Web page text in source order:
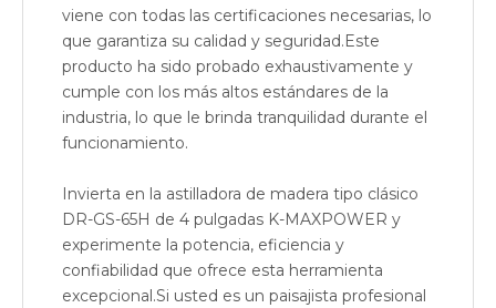
TRITURADORA DE MADERA K-MAXPOWER DR-GS-15HP DE 5 PULGADAS
viene con todas las certificaciones necesarias, lo
que garantiza su calidad y seguridad.Este
producto ha sido probado exhaustivamente y
cumple con los más altos estándares de la
industria, lo que le brinda tranquilidad durante el
funcionamiento.
Invierta en la astilladora de madera tipo clásico
DR-GS-65H de 4 pulgadas K-MAXPOWER y
experimente la potencia, eficiencia y
confiabilidad que ofrece esta herramienta
excepcional.Si usted es un paisajista profesional